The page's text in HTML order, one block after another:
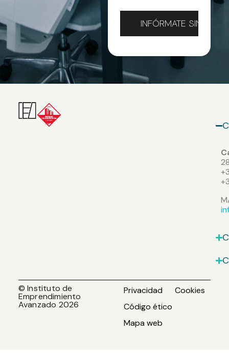
© Instituto de
Emprendimiento
Avanzado 2026
Privacidad
Cookies
Código ético
Mapa web